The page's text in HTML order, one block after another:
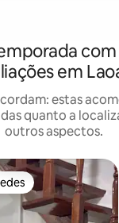
com
em
estas
quanto a
outros aspectos.